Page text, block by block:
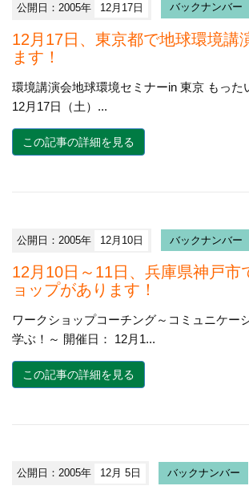
公開日：2005年 12月17日 バックナンバー
12月17日、東京都で地球環境講
ます！
環境講演会地球環境セミナーin 東京 もった
12月17日（土）...
この記事の詳細を見る
公開日：2005年 12月10日 バックナンバー
12月10日～11日、兵庫県神戸市
ョップがあります！
ワークショップコーチング～コミュニケー
学ぶ！～ 開催日： 12月1...
この記事の詳細を見る
公開日：2005年 12月 5日 バックナンバー